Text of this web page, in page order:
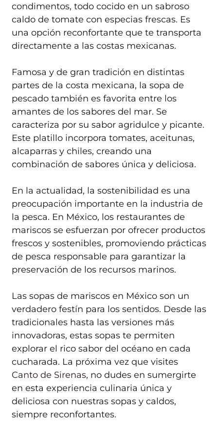
condimentos, todo cocido en un sabroso
caldo de tomate con especias frescas. Es
una opción reconfortante que te transporta
directamente a las costas mexicanas.
Famosa y de gran tradición en distintas
partes de la costa mexicana, la sopa de
pescado también es favorita entre los
amantes de los sabores del mar. Se
caracteriza por su sabor agridulce y picante.
Este platillo incorpora tomates, aceitunas,
alcaparras y chiles, creando una
combinación de sabores única y deliciosa.
En la actualidad, la sostenibilidad es una
preocupación importante en la industria de
la pesca. En México, los restaurantes de
mariscos se esfuerzan por ofrecer productos
frescos y sostenibles, promoviendo prácticas
de pesca responsable para garantizar la
preservación de los recursos marinos.
Las sopas de mariscos en México son un
verdadero festín para los sentidos. Desde las
tradicionales hasta las versiones más
innovadoras, estas sopas te permiten
explorar el rico sabor del océano en cada
cucharada. La próxima vez que visites
Canto de Sirenas, no dudes en sumergirte
en esta experiencia culinaria única y
deliciosa con nuestras sopas y caldos,
siempre reconfortantes.